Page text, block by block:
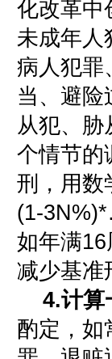
化改革中
未成年人
病人犯罪
当、避险
从犯、胁
个情节的
刑，用数
(1-
如年满
减少基准
4.计算
酌定，如